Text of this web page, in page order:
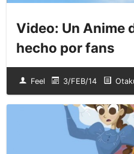
Video: Un Anime
hecho por fans
Feel 3/FEB/14